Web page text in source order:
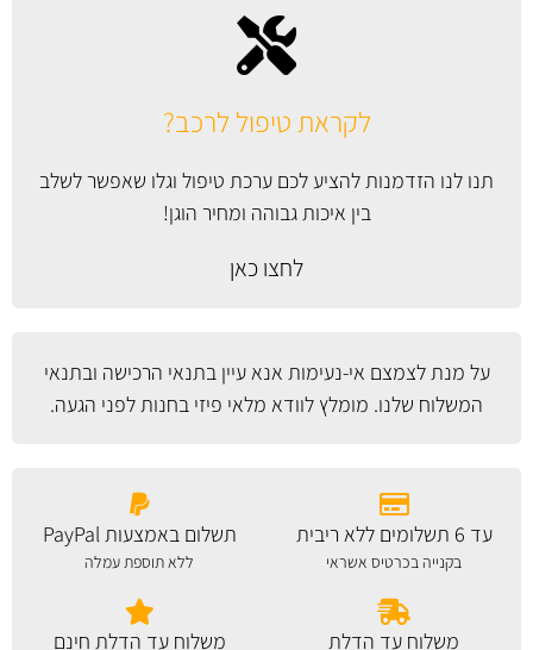
לקראת טיפול לרכב?
תנו לנו הזדמנות להציע לכם ערכת טיפול וגלו שאפשר לשלב
בין איכות גבוהה ומחיר הוגן!
לחצו כאן
על מנת לצמצם אי-נעימות אנא עייןבתנאי הרכישה ובתנאי
המשלוח שלנו. מומלץ לוודא מלאי פיזי בחנות לפני הגעה.
עד 6 תשלומים ללא ריבית
בקנייה בכרטיס אשראי
תשלום באמצעות PayPal
ללא תוספת עמלה
משלוח עד הדלת משלוח עד הדלת חינם